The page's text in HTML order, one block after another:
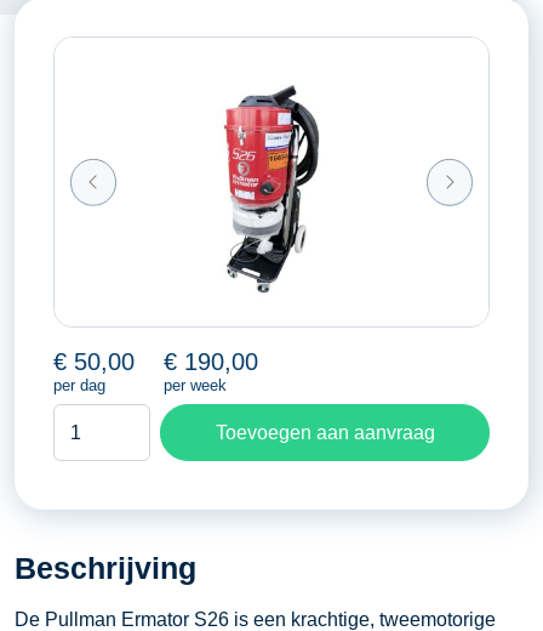
€ 50,00
per dag
€ 190,00
per week
Cycloonstofzuiger
Toevoegen aan aanvraag
Beschrijving
​De Pullman Ermator S26 is een krachtige, tweemotorige